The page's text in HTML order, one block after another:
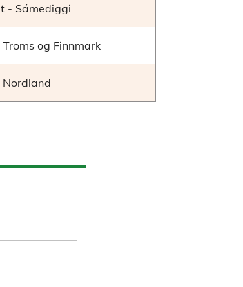
- Sámediggi
og Finnmark